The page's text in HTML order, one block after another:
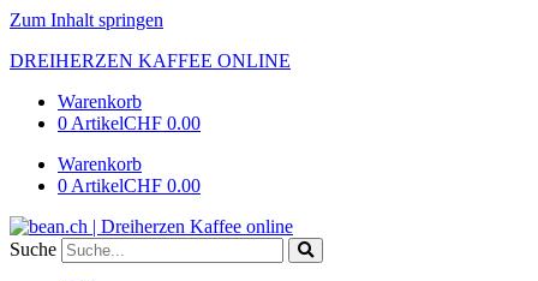
Zum Inhalt springen
DREIHERZEN KAFFEE ONLINE
Warenkorb
0 ArtikelCHF 0.00
Warenkorb
0 ArtikelCHF 0.00
Suche